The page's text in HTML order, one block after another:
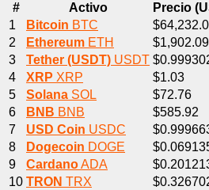
# Activo Precio
1
Bitcoin BTC
2
Ethereum ETH $1,902.09
3
Tether (USDT) USDT
4
XRP XRP $1.03
5
Solana SOL $72.76
6
BNB BNB $585.92
7
USD Coin USDC
8
Dogecoin DOGE
9
CardanoADA
10 TRON TRX